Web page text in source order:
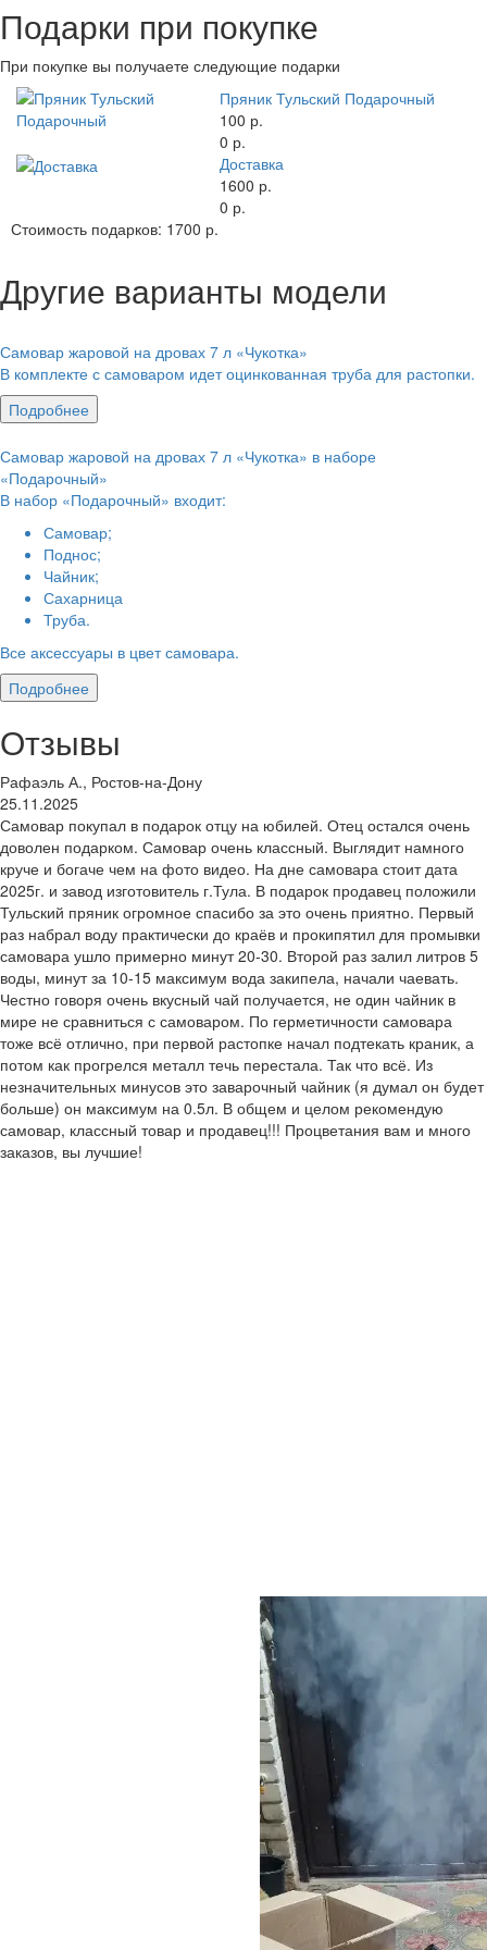
Подарки при покупке
При покупке вы получаете следующие подарки
Пряник Тульский Подарочный
100 р.
0 р.
Доставка
1600 р.
0 р.
Стоимость подарков: 1700 р.
Другие варианты модели
Самовар жаровой на дровах 7 л «Чукотка»
В комплекте с самоваром идет оцинкованная труба для растопки.
Подробнее
Самовар жаровой на дровах 7 л «Чукотка» в наборе
«Подарочный»
В набор «Подарочный» входит:
Самовар;
Поднос;
Чайник;
Сахарница
Труба.
Все аксессуары в цвет самовара.
Подробнее
Отзывы
Рафаэль А., Ростов-на-Дону
25.11.2025
Самовар покупал в подарок отцу на юбилей. Отец остался очень
доволен подарком. Самовар очень классный. Выглядит намного
круче и богаче чем на фото видео. На дне самовара стоит дата
2025г. и завод изготовитель г.Тула. В подарок продавец положили
Тульский пряник огромное спасибо за это очень приятно. Первый
раз набрал воду практически до краёв и прокипятил для промывки
самовара ушло примерно минут 20-30. Второй раз залил литров 5
воды, минут за 10-15 максимум вода закипела, начали чаевать.
Честно говоря очень вкусный чай получается, не один чайник в
мире не сравниться с самоваром. По герметичности самовара
тоже всё отлично, при первой растопке начал подтекать краник, а
потом как прогрелся металл течь перестала. Так что всё. Из
незначительных минусов это заварочный чайник (я думал он будет
больше) он максимум на 0.5л. В общем и целом рекомендую
самовар, классный товар и продавец!!! Процветания вам и много
заказов, вы лучшие!